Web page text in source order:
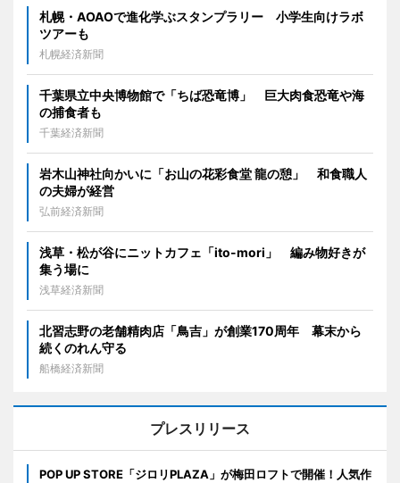
札幌・AOAOで進化学ぶスタンプラリー 小学生向けラボ
ツアーも
札幌経済新聞
千葉県立中央博物館で「ちば恐竜博」 巨大肉食恐竜や海
の捕食者も
千葉経済新聞
岩木山神社向かいに「お山の花彩食堂 龍の憩」 和食職人
の夫婦が経営
弘前経済新聞
浅草・松が谷にニットカフェ「ito-mori」 編み物好きが
集う場に
浅草経済新聞
北習志野の老舗精肉店「鳥吉」が創業170周年 幕末から
続くのれん守る
船橋経済新聞
プレスリリース
POP UP STORE「ジロリPLAZA」が梅田ロフトで開催！人気作